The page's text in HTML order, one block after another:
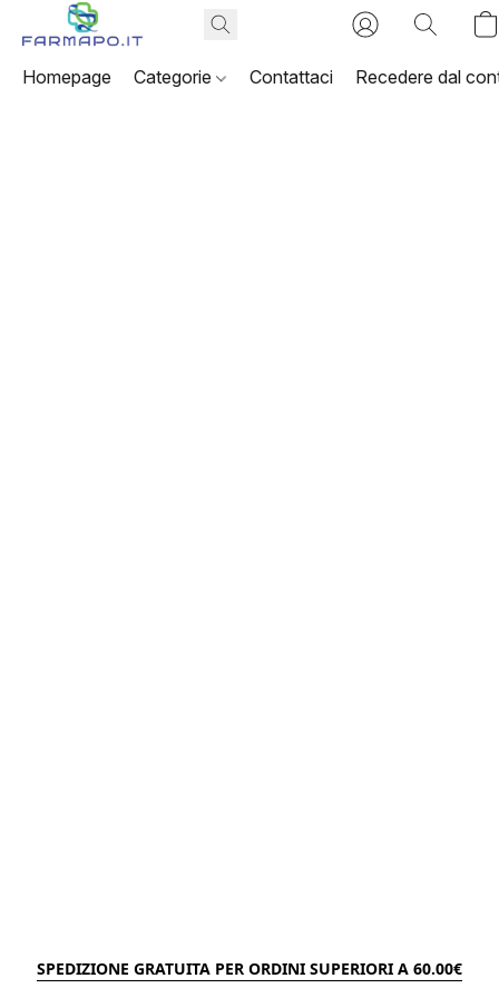
Homepage Categorie Contattaci Recedere dal
SPEDIZIONE GRATUITA PER ORDINI SUPERIORI A 60.00€